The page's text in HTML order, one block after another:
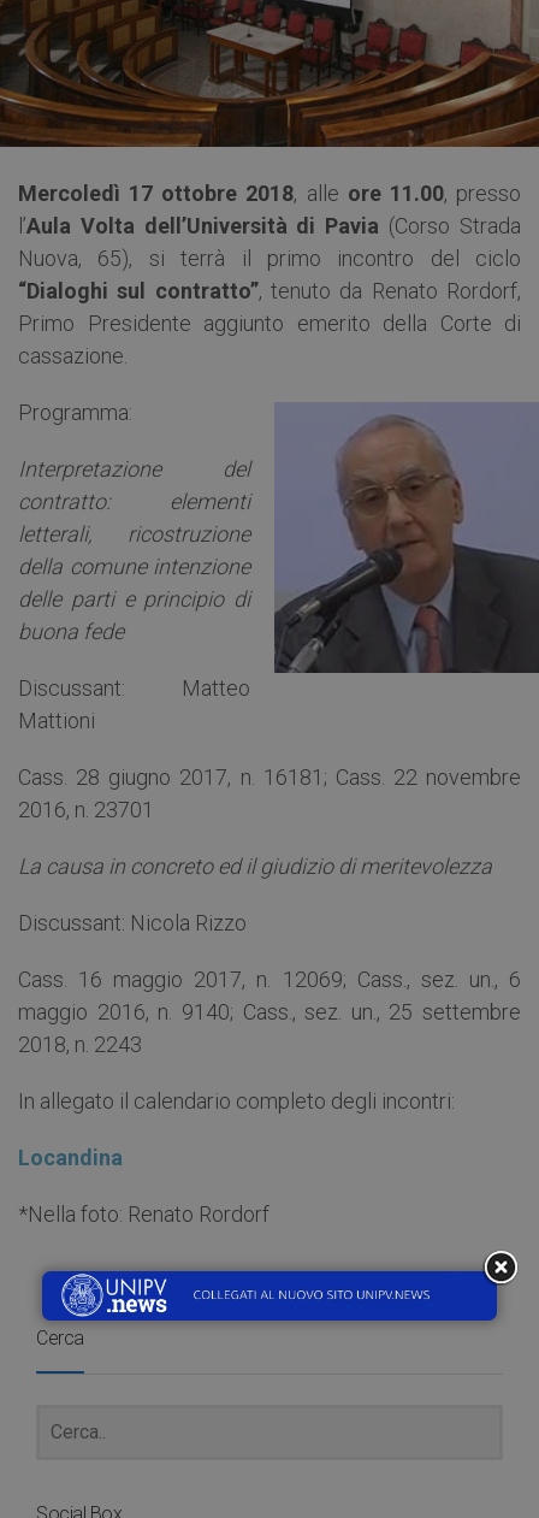
Mercoledì 17 ottobre 2018, alle ore 11.00, presso
l’Aula Volta dell’Università di Pavia (Corso Strada
Nuova, 65), si terrà il primo incontro del ciclo
“Dialoghi sul contratto”, tenuto da Renato Rordorf,
Primo Presidente aggiunto emerito della Corte di
cassazione.
Programma:
Interpretazione del
contratto: elementi
letterali, ricostruzione
della comune intenzione
delle parti e principio di
buona fede
Discussant: Matteo
Mattioni
Cass. 28 giugno 2017, n. 16181; Cass. 22 novembre
2016, n. 23701
La causa in concreto ed il giudizio di meritevolezza
Discussant: Nicola Rizzo
Cass. 16 maggio 2017, n. 12069; Cass., sez. un., 6
maggio 2016, n. 9140; Cass., sez. un., 25 settembre
2018, n. 2243
In allegato il calendario completo degli incontri:
Locandina
*Nella foto: Renato Rordorf
Cerca
Social Box